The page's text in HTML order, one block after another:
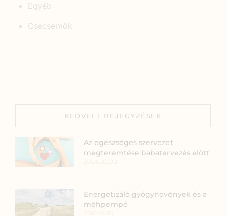
Egyéb
Csecsemők
KEDVELT BEJEGYZÉSEK
Az egészséges szervezet
megteremtése babatervezés előtt
Energetizáló gyógynövények és a
méhpempő